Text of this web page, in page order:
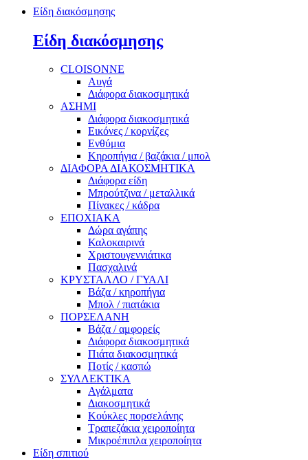
Είδη διακόσμησης
Είδη διακόσμησης
CLOISONNE
Αυγά
Διάφορα διακοσμητικά
ΑΣΗΜΙ
Διάφορα διακοσμητικά
Εικόνες / κορνίζες
Ενθύμια
Κηροπήγια / βαζάκια / μπολ
ΔΙΑΦΟΡΑ ΔΙΑΚΟΣΜΗΤΙΚΑ
Διάφορα είδη
Μπρούτζινα / μεταλλικά
Πίνακες / κάδρα
ΕΠΟΧΙΑΚΑ
Δώρα αγάπης
Καλοκαιρινά
Χριστουγεννιάτικα
Πασχαλινά
ΚΡΥΣΤΑΛΛΟ / ΓΥΑΛΙ
Βάζα / κηροπήγια
Μπολ / πιατάκια
ΠΟΡΣΕΛΑΝΗ
Βάζα / αμφορείς
Διάφορα διακοσμητικά
Πιάτα διακοσμητικά
Ποτίς / κασπώ
ΣΥΛΛΕΚΤΙΚΑ
Αγάλματα
Διακοσμητικά
Κούκλες πορσελάνης
Τραπεζάκια χειροποίητα
Μικροέπιπλα χειροποίητα
Είδη σπιτιού